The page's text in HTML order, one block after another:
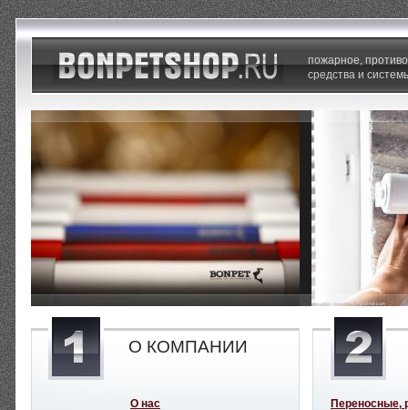
пожарное,
средства и
О КОМПАНИИ
О нас
Переносные,